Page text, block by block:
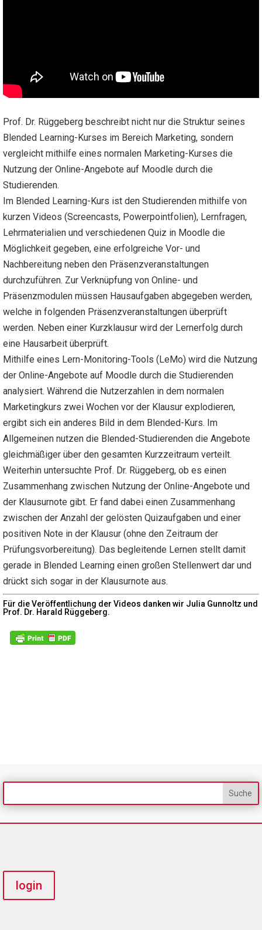
Prof. Dr. Rüggeberg beschreibt nicht nur die Struktur seines
Blended Learning-Kurses im Bereich Marketing, sondern
vergleicht mithilfe eines normalen Marketing-Kurses die
Nutzung der Online-Angebote auf Moodle durch die
Studierenden.
Im Blended Learning-Kurs ist den Studierenden mithilfe von
kurzen Videos (Screencasts, Powerpointfolien), Lernfragen,
Lehrmaterialien und verschiedenen Quiz in Moodle die
Möglichkeit gegeben, eine erfolgreiche Vor- und
Nachbereitung neben den Präsenzveranstaltungen
durchzuführen. Zur Verknüpfung von Online- und
Präsenzmodulen müssen Hausaufgaben abgegeben werden,
welche in folgenden Präsenzveranstaltungen überprüft
werden. Neben einer Kurzklausur wird der Lernerfolg durch
eine Hausarbeit überprüft.
Mithilfe eines Lern-Monitoring-Tools (LeMo) wird die Nutzung
der Online-Angebote auf Moodle durch die Studierenden
analysiert. Während die Nutzerzahlen in dem normalen
Marketingkurs zwei Wochen vor der Klausur explodieren,
ergibt sich ein anderes Bild in dem Blended-Kurs. Im
Allgemeinen nutzen die Blended-Studierenden die Angebote
gleichmäßiger über den gesamten Kurzzeitraum verteilt.
Weiterhin untersuchte Prof. Dr. Rüggeberg, ob es einen
Zusammenhang zwischen Nutzung der Online-Angebote und
der Klausurnote gibt. Er fand dabei einen Zusammenhang
zwischen der Anzahl der gelösten Quizaufgaben und einer
positiven Note in der Klausur (ohne den Zeitraum der
Prüfungsvorbereitung). Das begleitende Lernen stellt damit
gerade in Blended Learning einen großen Stellenwert dar und
drückt sich sogar in der Klausurnote aus.
Für die Veröffentlichung der Videos danken wir Julia Gunnoltz und
Prof. Dr. Harald Rüggeberg.
login